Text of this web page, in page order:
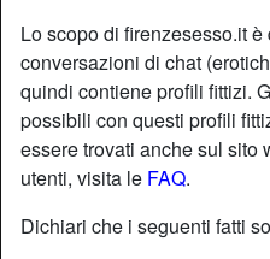
Lo scopo di firenzesesso.it
conversazioni di chat
quindi contiene profili fittizi.
possibili con questi profili
essere trovati anche sul sito
utenti, visita le FAQ.
Dichiari che i seguenti fatti
star Aggiungi